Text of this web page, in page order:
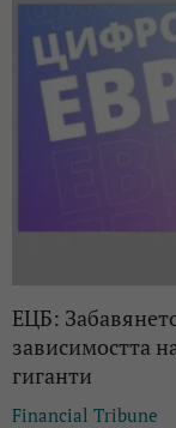
ЕЦБ:
зависимостта
гиганти
Financial Tribune